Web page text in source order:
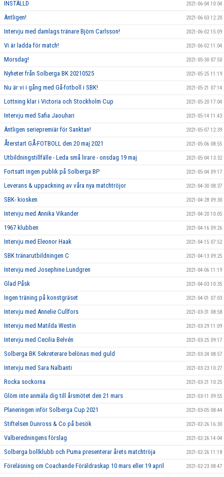
INSTÄLLD 2021-06-04 10:04
Äntligen! 2021-06-03 12:20
Intervju med damlags tränare Björn Carlsson! 2021-06-02 15:09
Vi är ladda för match! 2021-06-02 11:04
Morsdag! 2021-05-30 07:50
Nyheter från Solberga BK 20210525 2021-05-25 11:19
Nu är vi i gång med Gå-fotboll i SBK! 2021-05-21 07:14
Lottning klar i Victoria och Stockholm Cup 2021-05-20 17:04
Intervju med Safia Jaouhari 2021-05-14 11:43
Äntligen seriepremiär för Sanktan! 2021-05-07 12:39
Återstart GÅ-FOTBOLL den 20 maj 2021 2021-05-06 08:55
Utbildningstillfälle - Leda små lirare - onsdag 19 maj 2021-05-04 13:32
Fortsatt ingen publik på Solberga BP 2021-05-04 09:17
Leverans & uppackning av våra nya matchtröjor 2021-04-30 08:37
SBK- kiosken 2021-04-28 09:30
Intervju med Annika Vikander 2021-04-20 10:05
1967 klubben 2021-04-16 09:26
Intervju med Eleonor Haak 2021-04-15 07:52
SBK tränarutbildningen C 2021-04-13 09:25
Intervju med Josephine Lundgren 2021-04-06 11:19
Glad Påsk 2021-04-03 10:35
Ingen träning på konstgräset 2021-04-01 07:03
Intervju med Annelie Cullfors 2021-03-31 08:58
Intervju med Matilda Westin 2021-03-29 11:09
Intervju med Cecilia Belvén 2021-03-25 09:17
Solberga BK Sekreterare belönas med guld 2021-03-24 08:57
Intervju med Sara Nalbanti 2021-03-23 10:27
Rocka sockorna 2021-03-21 10:25
Glöm inte anmäla dig till årsmötet den 21 mars 2021-03-11 09:55
Planeringen inför Solberga Cup 2021 2021-03-05 08:44
Stiftelsen Dunross & Co på besök 2021-02-26 16:30
Valberedningens förslag 2021-02-26 14:04
Solberga bollklubb och Puma presenterar årets matchtröja 2021-02-26 11:18
Föreläsning om Coachande Föräldraskap 10 mars eller 19 april 2021-02-23 08:47